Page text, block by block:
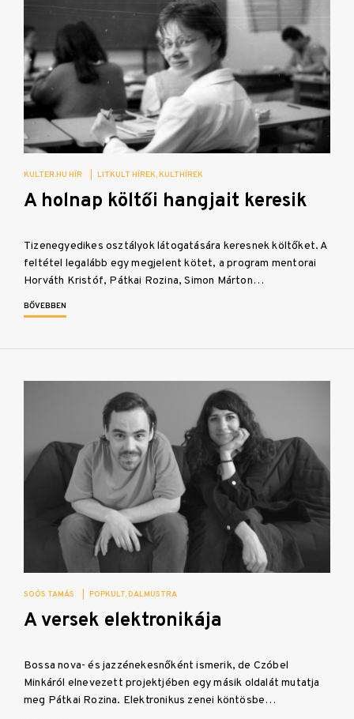
KULTER.HU HÍR LITKULT HÍREK KULTHÍREK
A holnap költői hangjait keresik
Tizenegyedikes osztályok látogatására keresnek költőket. A
feltétel legalább egy megjelent kötet, a program mentorai
Horváth Kristóf, Pátkai Rozina, Simon Márton…
BŐVEBBEN
SOÓS TAMÁS POPKULT DALMUSTRA
A versek elektronikája
Bossa nova- és jazzénekesnőként ismerik, de Czóbel
Minkáról elnevezett projektjében egy másik oldalát mutatja
meg Pátkai Rozina. Elektronikus zenei köntösbe…